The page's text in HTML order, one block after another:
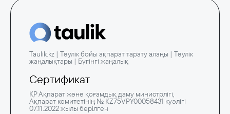
Taulik.kz | Тәулік бойы ақпарат тарату алаңы | Тәулік
жаңалықтары | Бүгінгі жаңалық
Сертификат
ҚР Ақпарат және қоғамдық даму министрлігі,
Ақпарат комитетінің № KZ75VPY00058431 куәлігі
07.11.2022 жылы берілген